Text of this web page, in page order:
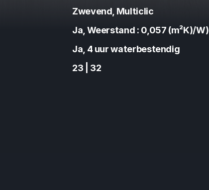
Zwevend, Multiclic
Ja, Weerstand : 0,057 (m²K)/W)
Ja, 4 uur waterbestendig
23 | 32